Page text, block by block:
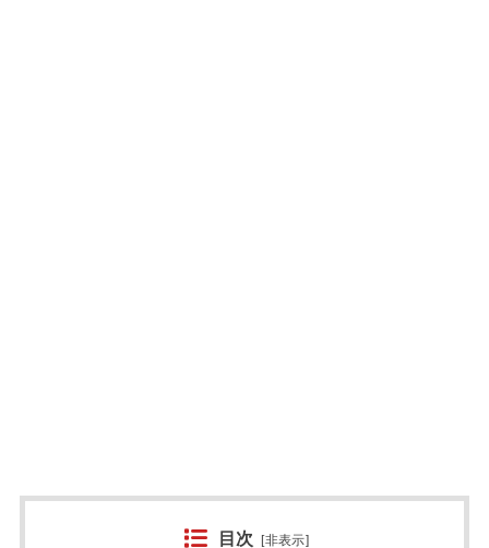
目次 [非表示]